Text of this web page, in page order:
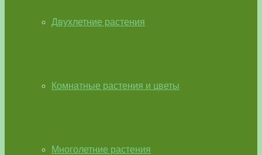
Двухлетние растения
Комнатные растения и цветы
Многолетние растения